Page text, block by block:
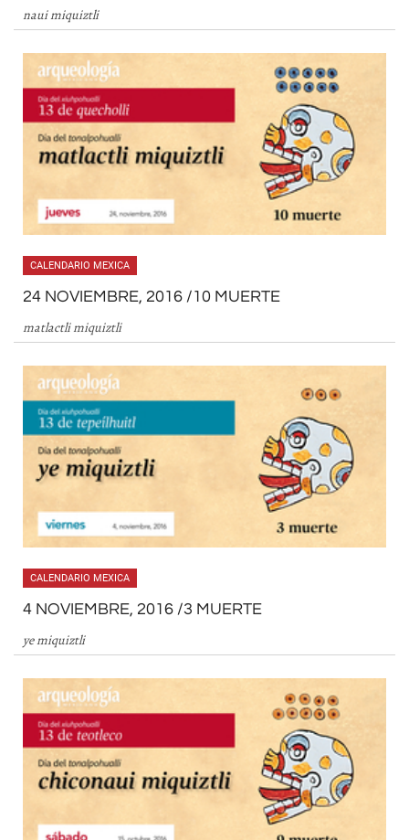
naui miquiztli
CALENDARIO MEXICA
24 NOVIEMBRE, 2016 /10 MUERTE
matlactli miquiztli
CALENDARIO MEXICA
4 NOVIEMBRE, 2016 /3 MUERTE
ye miquiztli